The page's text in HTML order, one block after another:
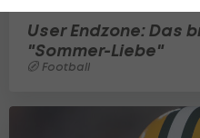
User Endzone: Das
"Sommer-Liebe"
Football